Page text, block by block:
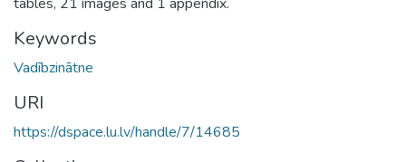
Keywords
Vadībzinātne
URI
https://dspace.lu.lv/handle/7/14685